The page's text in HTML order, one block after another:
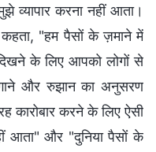
व्यापार करना नहीं आता।
कहता, "हम पैसों के ज़माने में
के लिए आपको लोगों से
और रुझान का अनुसरण
कारोबार करने के लिए ऐसी
आता" और "दुनिया पैसों के